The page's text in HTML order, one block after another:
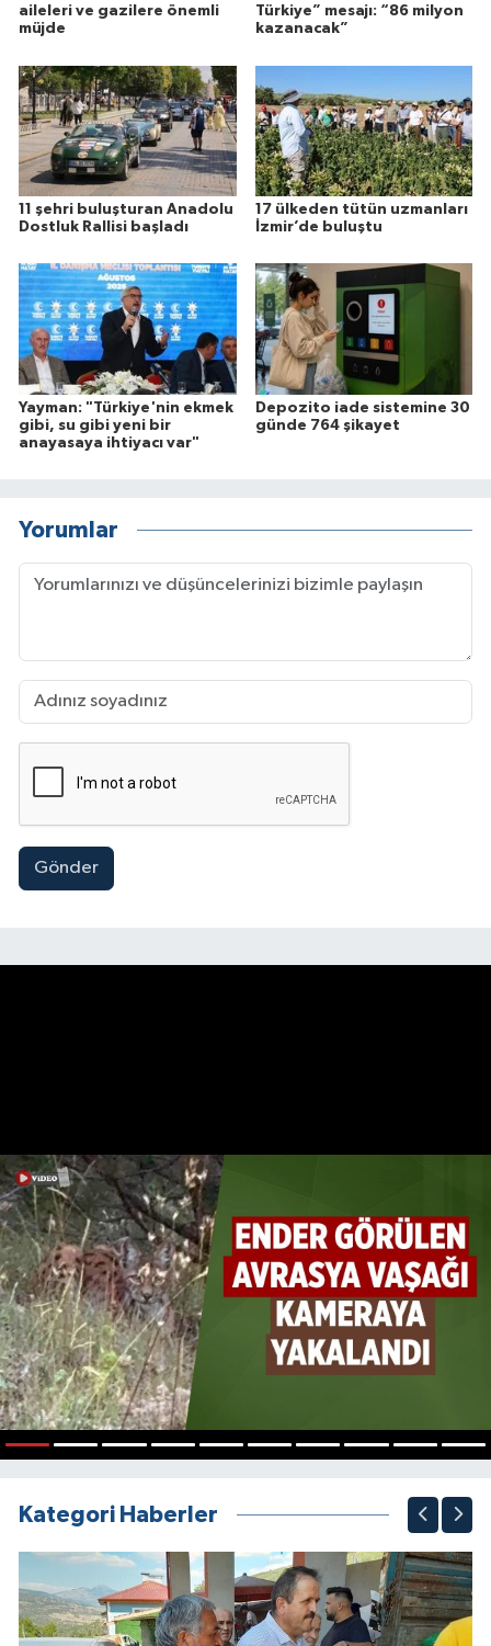
aileleri ve gazilere önemli
müjde
Türkiye” mesajı: “86 milyon
kazanacak”
11 şehri buluşturan Anadolu
Dostluk Rallisi başladı
17 ülkeden tütün uzmanları
İzmir’de buluştu
Yayman: "Türkiye'nin ekmek
gibi, su gibi yeni bir
anayasaya ihtiyacı var"
Depozito iade sistemine 30
günde 764 şikayet
Yorumlar
Gönder
Kategori Haberler